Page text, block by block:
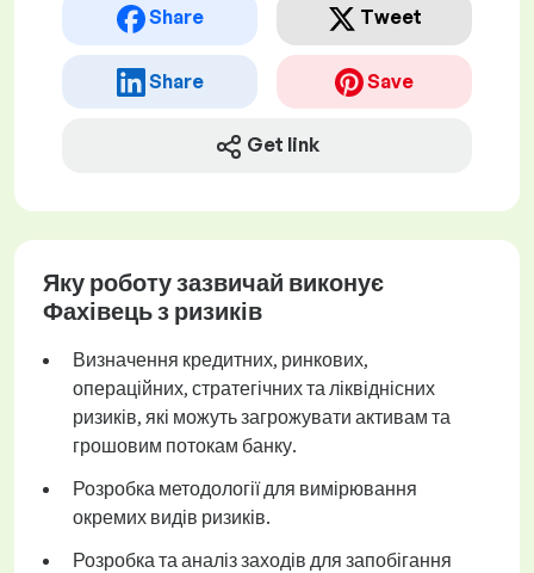
Share Tweet
Share Save
Get link
Яку роботу зазвичай виконує
Фахівець з ризиків
Визначення кредитних, ринкових,
операційних, стратегічних та ліквіднісних
ризиків, які можуть загрожувати активам та
грошовим потокам банку.
Розробка методології для вимірювання
окремих видів ризиків.
Розробка та аналіз заходів для запобігання